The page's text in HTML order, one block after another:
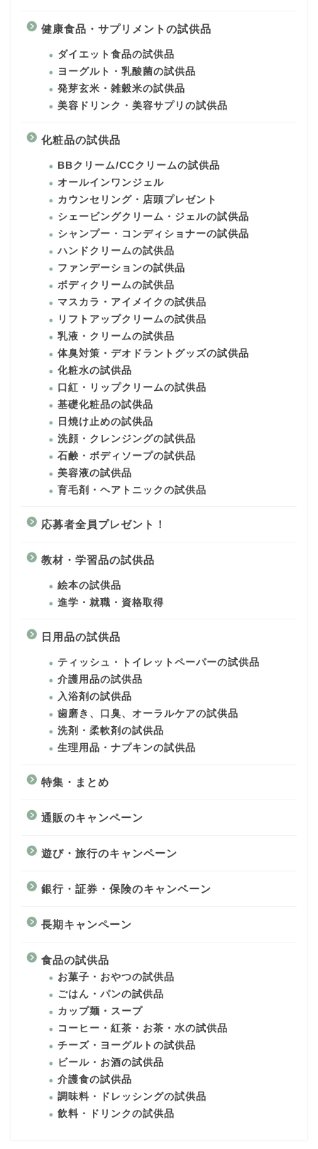
健康食品・サプリメントの試供品
ダイエット食品の試供品
ヨーグルト・乳酸菌の試供品
発芽玄米・雑穀米の試供品
美容ドリンク・美容サプリの試供品
化粧品の試供品
BBクリーム/CCクリームの試供品
オールインワンジェル
カウンセリング・店頭プレゼント
シェービングクリーム・ジェルの試供品
シャンプー・コンディショナーの試供品
ハンドクリームの試供品
ファンデーションの試供品
ボディクリームの試供品
マスカラ・アイメイクの試供品
リフトアップクリームの試供品
乳液・クリームの試供品
体臭対策・デオドラントグッズの試供品
化粧水の試供品
口紅・リップクリームの試供品
基礎化粧品の試供品
日焼け止めの試供品
洗顔・クレンジングの試供品
石鹸・ボディソープの試供品
美容液の試供品
育毛剤・ヘアトニックの試供品
応募者全員プレゼント！
教材・学習品の試供品
絵本の試供品
進学・就職・資格取得
日用品の試供品
ティッシュ・トイレットペーパーの試供品
介護用品の試供品
入浴剤の試供品
歯磨き、口臭、オーラルケアの試供品
洗剤・柔軟剤の試供品
生理用品・ナプキンの試供品
特集・まとめ
通販のキャンペーン
遊び・旅行のキャンペーン
銀行・証券・保険のキャンペーン
長期キャンペーン
食品の試供品
お菓子・おやつの試供品
ごはん・パンの試供品
カップ麺・スープ
コーヒー・紅茶・お茶・水の試供品
チーズ・ヨーグルトの試供品
ビール・お酒の試供品
介護食の試供品
調味料・ドレッシングの試供品
飲料・ドリンクの試供品